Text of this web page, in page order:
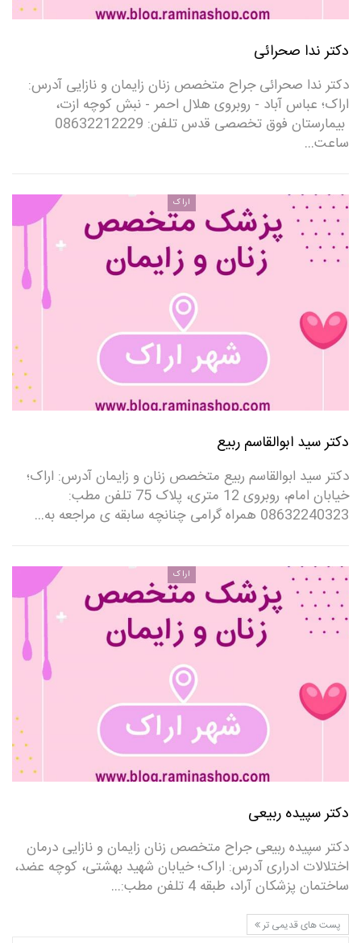
دکتر ندا صحرائی
دکتر ندا صحرائی جراح متخصص زنان زایمان و نازایی آدرس:
اراک؛ عباس آباد - روبروی هلال احمر - نبش کوچه ازت،
بیمارستان فوق تخصصی قدس تلفن: 08632212229
ساعت…
اراک
دکتر سید ابوالقاسم ربیع
دکتر سید ابوالقاسم ربیع متخصص زنان و زایمان آدرس: اراک؛
خیابان امام، روبروی 12 متری، پلاک 75 تلفن مطب:
08632240323‌ همراه گرامی چنانچه سابقه ی مراجعه به…
اراک
دکتر سپیده ربیعی
دکتر سپیده ربیعی جراح متخصص زنان زایمان و نازایی درمان
اختلالات ادراری آدرس: اراک؛ خیابان شهید بهشتی، کوچه عضد،
ساختمان پزشکان آراد، طبقه 4 تلفن مطب:…
پست های قدیمی تر